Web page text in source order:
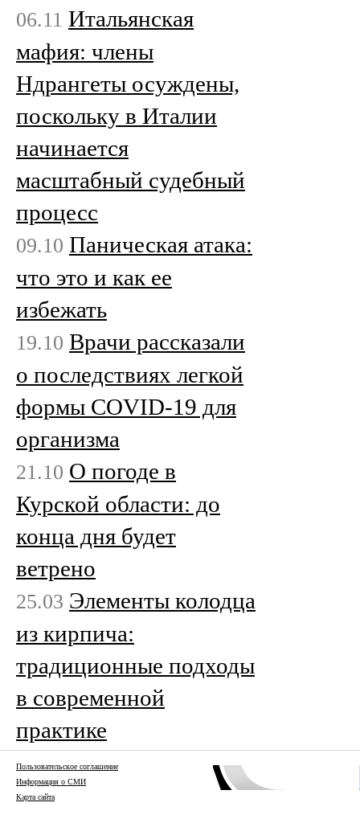
06.11 Итальянская
мафия: члены
Ндрангеты осуждены,
поскольку в Италии
начинается
масштабный судебный
процесс
09.10 Паническая атака:
что это и как ее
избежать
19.10 Врачи рассказали
о последствиях легкой
формы COVID-19 для
организма
21.10 О погоде в
Курской области: до
конца дня будет
ветрено
25.03 Элементы колодца
из кирпича:
традиционные подходы
в современной
практике
Пользовательское соглашение
Информация о СМИ
Карта сайта